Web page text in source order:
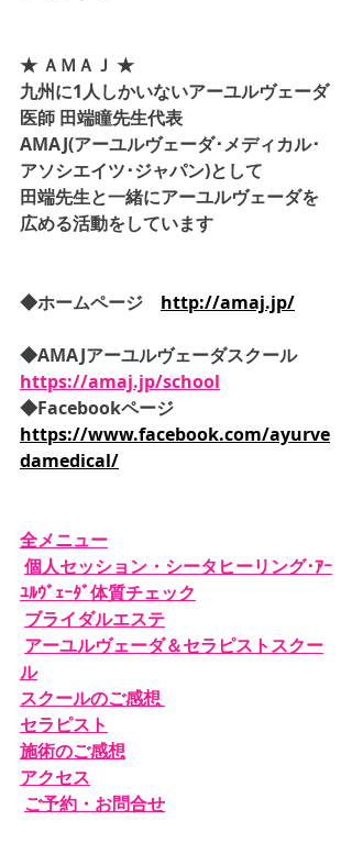
★ ＡＭＡＪ ★
九州に1人しかいないアーユルヴェーダ
医師 田端瞳先生代表
AMAJ(アーユルヴェーダ･メディカル･
アソシエイツ･ジャパン)として
田端先生と一緒にアーユルヴェーダを
広める活動をしています
◆ホームページ http://amaj.jp/
◆AMAJアーユルヴェーダスクール
https://amaj.jp/school
◆Facebookページ
https://www.facebook.com/ayurve
damedical/
全メニュー
個人セッション・シータヒーリング･ｱｰ
ﾕﾙｳﾞｪｰﾀﾞ体質チェック
ブライダルエステ
アーユルヴェーダ＆セラピストスクー
ル
スクールのご感想
セラピスト
施術のご感想
アクセス
ご予約・お問合せ